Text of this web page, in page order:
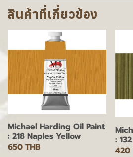
สินค้าที่เกี่ยวข้อง
Michael Harding Oil Paint
: 218 Naples Yellow
650 THB
:
420